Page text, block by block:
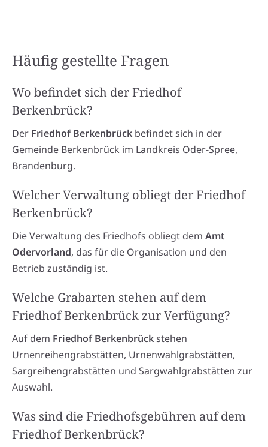
Häufig gestellte Fragen
Wo befindet sich der Friedhof
Berkenbrück?
Der Friedhof Berkenbrück befindet sich in der
Gemeinde Berkenbrück im Landkreis Oder-Spree,
Brandenburg.
Welcher Verwaltung obliegt der Friedhof
Berkenbrück?
Die Verwaltung des Friedhofs obliegt dem Amt
Odervorland, das für die Organisation und den
Betrieb zuständig ist.
Welche Grabarten stehen auf dem
Friedhof Berkenbrück zur Verfügung?
Auf dem Friedhof Berkenbrückstehen
Urnenreihengrabstätten, Urnenwahlgrabstätten,
Sargreihengrabstätten und Sargwahlgrabstätten zur
Auswahl.
Was sind die Friedhofsgebühren auf dem
Friedhof Berkenbrück?